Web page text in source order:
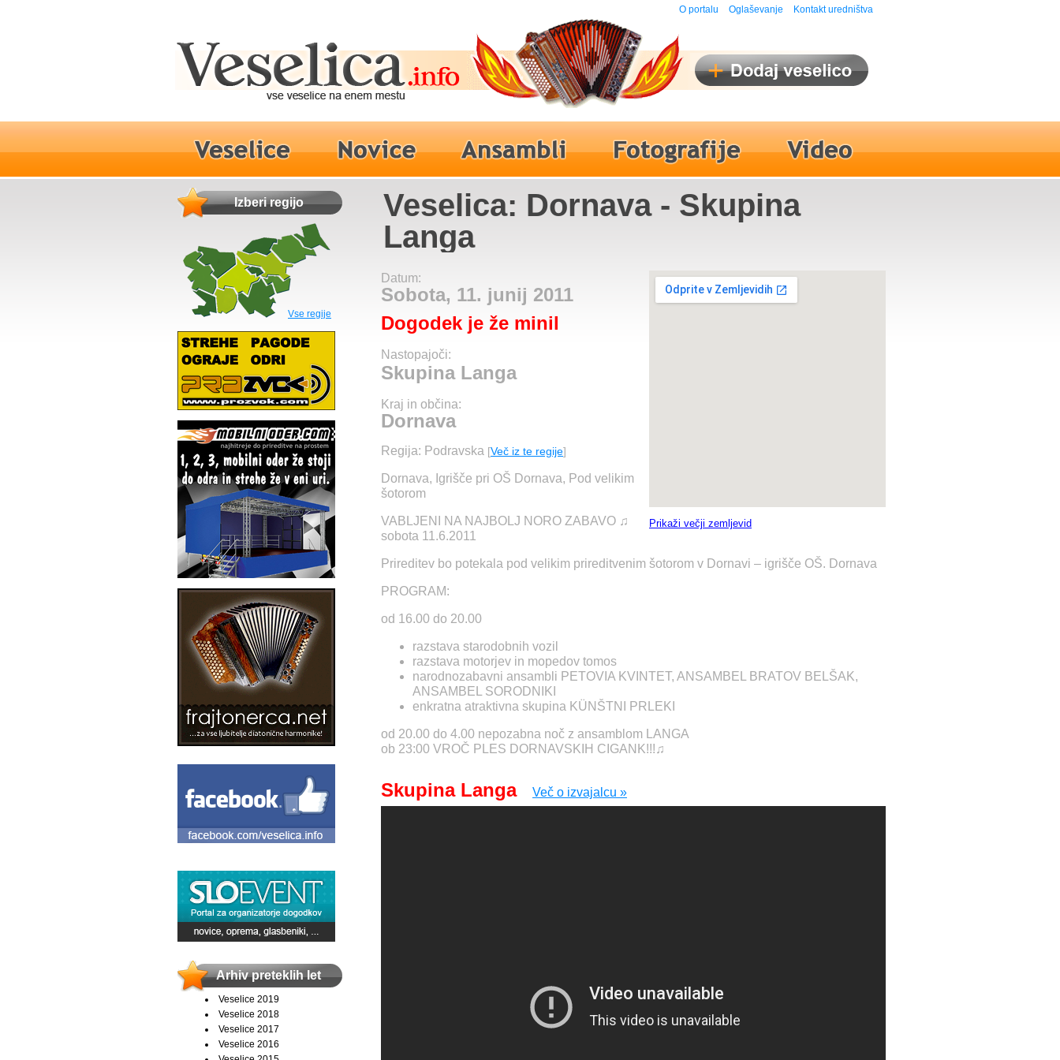
O portalu Oglaševanje Kontakt uredništva
Izberi regijo
Vse regije
Arhiv preteklih let
Veselice 2019
Veselice 2018
Veselice 2017
Veselice 2016
Veselica: Dornava - Skupina
Langa
Prikaži večji zemljevid
Datum:
Sobota, 11. junij 2011
Dogodek je že minil
Nastopajoči:
Skupina Langa
Kraj in občina:
Dornava
Regija: Podravska [Več iz te regije]
Dornava, Igrišče pri OŠ Dornava, Pod velikim
šotorom
VABLJENI NA NAJBOLJ NORO ZABAVO ♫
sobota 11.6.2011
Prireditev bo potekala pod velikim prireditvenim šotorom v Dornavi – igrišče OŠ. Dornava
PROGRAM:
od 16.00 do 20.00
razstava starodobnih vozil
razstava motorjev in mopedov tomos
narodnozabavni ansambli PETOVIA KVINTET, ANSAMBEL BRATOV BELŠAK,
ANSAMBEL SORODNIKI
enkratna atraktivna skupina KÜNŠTNI PRLEKI
od 20.00 do 4.00 nepozabna noč z ansamblom LANGA
ob 23:00 VROČ PLES DORNAVSKIH CIGANK!!!♫
Skupina Langa Več o izvajalcu »